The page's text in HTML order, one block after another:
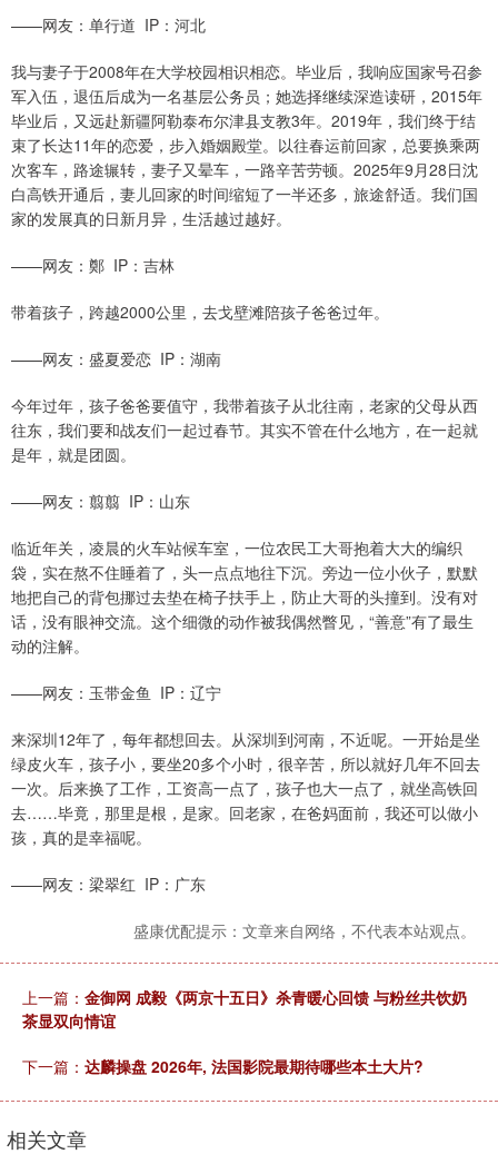
——网友：单行道 IP：河北
我与妻子于2008年在大学校园相识相恋。毕业后，我响应国家号召参
军入伍，退伍后成为一名基层公务员；她选择继续深造读研，2015年
毕业后，又远赴新疆阿勒泰布尔津县支教3年。2019年，我们终于结
束了长达11年的恋爱，步入婚姻殿堂。以往春运前回家，总要换乘两
次客车，路途辗转，妻子又晕车，一路辛苦劳顿。2025年9月28日沈
白高铁开通后，妻儿回家的时间缩短了一半还多，旅途舒适。我们国
家的发展真的日新月异，生活越过越好。
——网友：鄭 IP：吉林
带着孩子，跨越2000公里，去戈壁滩陪孩子爸爸过年。
——网友：盛夏爱恋 IP：湖南
今年过年，孩子爸爸要值守，我带着孩子从北往南，老家的父母从西
往东，我们要和战友们一起过春节。其实不管在什么地方，在一起就
是年，就是团圆。
——网友：翦翦 IP：山东
临近年关，凌晨的火车站候车室，一位农民工大哥抱着大大的编织
袋，实在熬不住睡着了，头一点点地往下沉。旁边一位小伙子，默默
地把自己的背包挪过去垫在椅子扶手上，防止大哥的头撞到。没有对
话，没有眼神交流。这个细微的动作被我偶然瞥见，“善意”有了最生
动的注解。
——网友：玉带金鱼 IP：辽宁
来深圳12年了，每年都想回去。从深圳到河南，不近呢。一开始是坐
绿皮火车，孩子小，要坐20多个小时，很辛苦，所以就好几年不回去
一次。后来换了工作，工资高一点了，孩子也大一点了，就坐高铁回
去……毕竟，那里是根，是家。回老家，在爸妈面前，我还可以做小
孩，真的是幸福呢。
——网友：梁翠红 IP：广东
盛康优配提示：文章来自网络，不代表本站观点。
上一篇： 金御网 成毅《两京十五日》杀青暖心回馈 与粉丝共饮奶
茶显双向情谊
下一篇： 达麟操盘 2026年, 法国影院最期待哪些本土大片?
相关文章